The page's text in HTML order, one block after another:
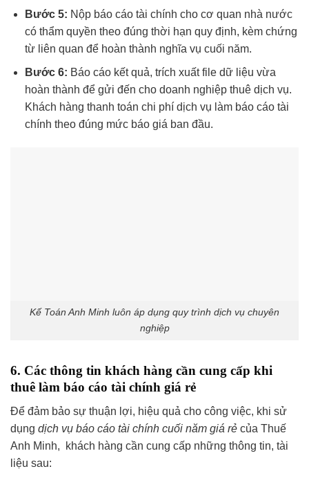
Bước 5: Nộp báo cáo tài chính cho cơ quan nhà nước
có thẩm quyền theo đúng thời hạn quy định, kèm chứng
từ liên quan để hoàn thành nghĩa vụ cuối năm.
Bước 6: Báo cáo kết quả, trích xuất file dữ liệu vừa
hoàn thành để gửi đến cho doanh nghiệp thuê dịch vụ.
Khách hàng thanh toán chi phí dịch vụ làm báo cáo tài
chính theo đúng mức báo giá ban đầu.
Kế Toán Anh Minh luôn áp dụng quy trình dịch vụ chuyên
nghiệp
6. Các thông tin khách hàng cần cung cấp khi
thuê làm báo cáo tài chính giá rẻ
Để đảm bảo sự thuận lợi, hiệu quả cho công việc, khi sử
dụng dịch vụ báo cáo tài chính cuối năm giá rẻ của Thuế
Anh Minh, khách hàng cần cung cấp những thông tin, tài
liệu sau: